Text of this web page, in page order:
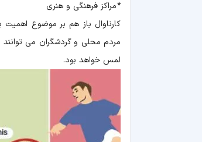
*مراکز فرهنگی و هنری
کارناوال باز هم بر موضوع اهمیت
مردم محلی و گردشگران می
لمس خواهد بود.